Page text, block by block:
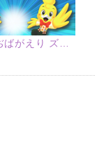
こどもおぢばがえり ズームアップ